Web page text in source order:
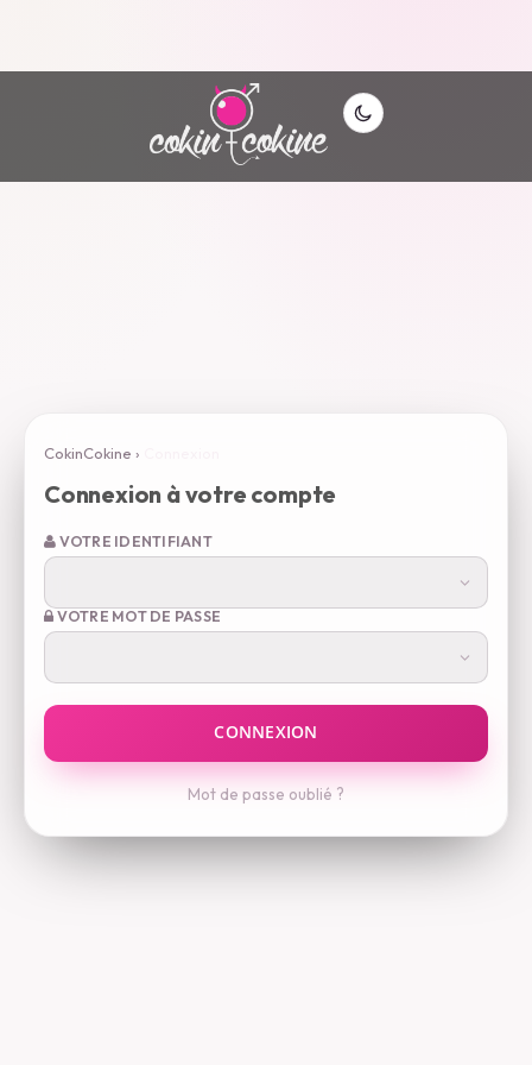
CokinCokine ›
Connexion à votre compte
VOTRE IDENTIFIANT
VOTRE MOT DE PASSE
Mot de passe oublié ?